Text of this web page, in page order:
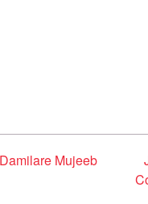
Mujeeb